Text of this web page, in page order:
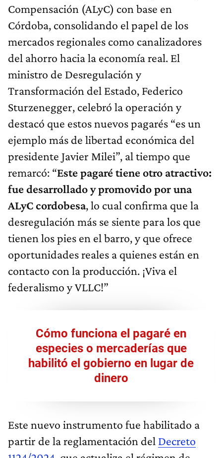
Compensación (ALyC) con base en
Córdoba, consolidando el papel de los
mercados regionales como canalizadores
del ahorro hacia la economía real. El
ministro de Desregulación y
Transformación del Estado, Federico
Sturzenegger, celebró la operación y
destacó que estos nuevos pagarés “es un
ejemplo más de libertad económica del
presidente Javier Milei”, al tiempo que
remarcó: “Este pagaré tiene otro atractivo:
fue desarrollado y promovido por una
ALyC cordobesa, lo cual confirma que la
desregulación más se siente para los que
tienen los pies en el barro, y que ofrece
oportunidades reales a quienes están en
contacto con la producción. ¡Viva el
federalismo y VLLC!”
Cómo funciona el pagaré en
especies o mercaderías que
habilitó el gobierno en lugar de
dinero
Este nuevo instrumento fue habilitado a
partir de la reglamentación del Decreto